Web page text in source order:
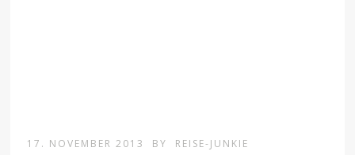
17. NOVEMBER 2013 BY REISE-JUNKIE